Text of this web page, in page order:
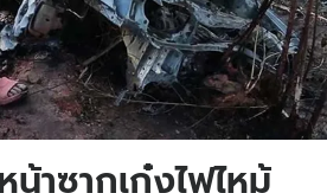
น้าซากเก๋งไฟไหม้